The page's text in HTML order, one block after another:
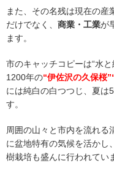
また、その名残は現在の産
だけでなく、 商業・工業が
ます。
市のキャッチコピーは“水
1200年の“伊佐沢の久保桜
には純白の白つつじ、夏は
す。
周囲の山々と市内を流れる
に盆地特有の気候を活かし、
樹栽培も盛んに行われてい